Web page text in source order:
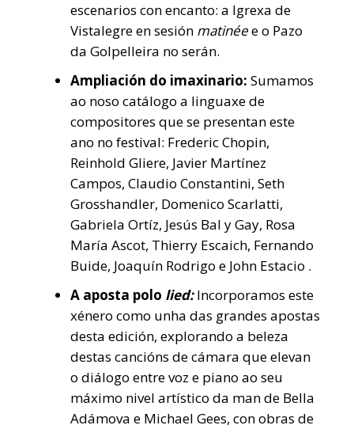
escenarios con encanto: a Igrexa de
Vistalegre en sesión matinéee o Pazo
da Golpelleira no serán.
Ampliación do imaxinario: Sumamos
ao noso catálogo a linguaxe de
compositores que se presentan este
ano no festival: Frederic Chopin,
Reinhold Gliere, Javier Martínez
Campos, Claudio Constantini, Seth
Grosshandler, Domenico Scarlatti,
Gabriela Ortíz, Jesús Bal y Gay, Rosa
María Ascot, Thierry Escaich, Fernando
Buide, Joaquín Rodrigo e John Estacio .
A aposta polo lied: Incorporamos este
xénero como unha das grandes apostas
desta edición, explorando a beleza
destas cancións de cámara que elevan
o diálogo entre voz e piano ao seu
máximo nivel artístico da man de Bella
Adámova e Michael Gees, con obras de